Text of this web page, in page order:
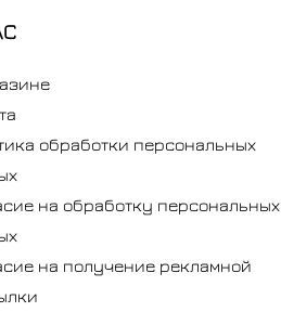
обработки персональных
на обработку персональных
на получение рекламной